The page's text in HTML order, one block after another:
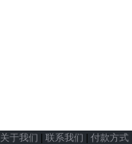
关于我们 联系我们 付款方式